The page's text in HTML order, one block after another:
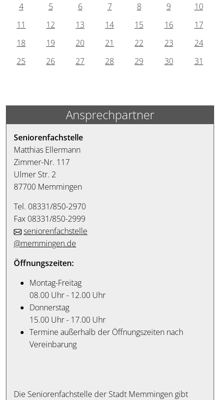
4
5 6 7 8 9
10
11
12 13 14 15 16
17
18
19 20 21 22 23
24
25
26 27 28 29 30 31
Ansprechpartner
Seniorenfachstelle
Matthias Ellermann
Zimmer-Nr. 117
Ulmer Str. 2
87700 Memmingen
Tel. 08331/850-2970
Fax 08331/850-2999
seniorenfachstelle
@memmingen.de
Öffnungszeiten:
Montag-Freitag
08.00 Uhr - 12.00 Uhr
Donnerstag
15.00 Uhr - 17.00 Uhr
Termine außerhalb der Öffnungszeiten nach
Vereinbarung
Die Seniorenfachstelle der Stadt Memmingen gibt